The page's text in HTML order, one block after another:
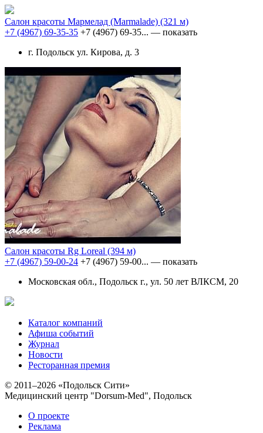
Салон красоты Мармелад (Marmalade) (321 м)
+7 (4967) 69-35-35 +7 (4967) 69-35... — показать
г. Подольск ул. Кирова, д. 3
Салон красоты Rg Loreal (394 м)
+7 (4967) 59-00-24 +7 (4967) 59-00... — показать
Московская обл., Подольск г., ул. 50 лет ВЛКСМ, 20
Каталог компаний
Афиша событий
Журнал
Новости
Ресторанная премия
© 2011–2026 «Подольск Сити»
Медицинский центр "Dorsum-Med", Подольск
О проекте
Реклама